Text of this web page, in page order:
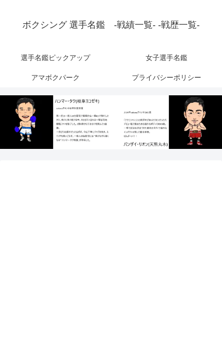
ボクシング 選手名鑑 -戦績一覧- -戦歴一覧-
選手名鑑ピックアップ 女子選手名鑑
アマボクパーク プライバシーポリシー